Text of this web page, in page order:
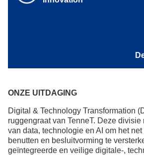
Bijdrage van €60,- bruto aan de
landgoed Mariëndaal. Ideaal voor een
het groen of lunch buiten op het terras;
voor lunch met collega’s of relaties;
verse koffie;
Flexibele werkplekken op onze
zones om te brainstormen, te
te werken of elkaar te ontmoeten.
ONZE UITDAGING
Digital & Technology Transformation
ruggengraat van TenneT. Deze
van data, technologie en AI om het
benutten en besluitvorming te
geïntegreerde en veilige digitale-,